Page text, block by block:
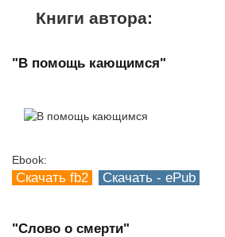
Книги автора:
"В помощь кающимся"
Ebook:
Скачать fb2 Скачать - ePub
"Слово о смерти"